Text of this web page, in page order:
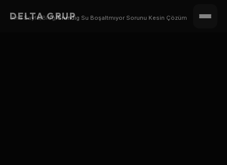
DELTA GRUP
Ana Sayfa/Blog/Grundig Su Boşaltmıyor Sorunu Kesin Çözüm